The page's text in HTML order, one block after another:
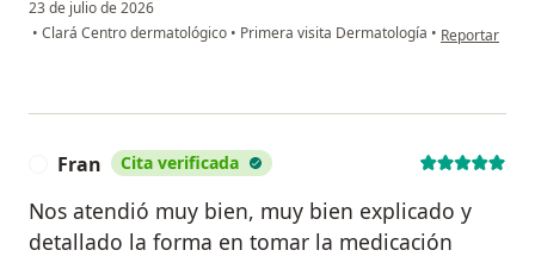
23 de julio de 2026
• Clará Centro dermatológico • Primera visita Dermatología • en opinión
Reportar
Fran Cita verificada
Nos atendió muy bien, muy bien explicado y
detallado la forma en tomar la medicación